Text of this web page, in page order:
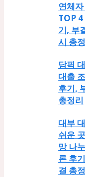
연체
TOP 4
기, 부
시 총
담픽
대출
후기,
총정리
대부
쉬운
망 나
론 후
결 총